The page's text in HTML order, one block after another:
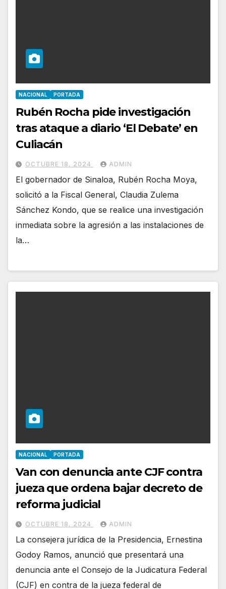
NACIONAL PORTADA
Rubén Rocha pide investigación
tras ataque a diario ‘El Debate’ en
Culiacán
OCTUBRE 18, 2024 ADMIN
El gobernador de Sinaloa, Rubén Rocha Moya,
solicitó a la Fiscal General, Claudia Zulema
Sánchez Kondo, que se realice una investigación
inmediata sobre la agresión a las instalaciones de
la…
NACIONAL PORTADA
Van con denuncia ante CJF contra
jueza que ordena bajar decreto de
reforma judicial
OCTUBRE 18, 2024 ADMIN
La consejera jurídica de la Presidencia, Ernestina
Godoy Ramos, anunció que presentará una
denuncia ante el Consejo de la Judicatura Federal
(CJF) en contra de la jueza federal de